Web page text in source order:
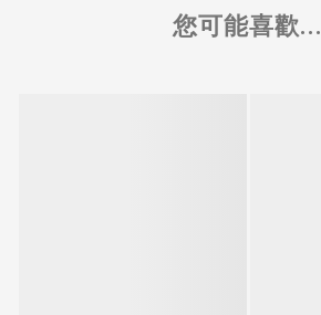
您可能喜歡...